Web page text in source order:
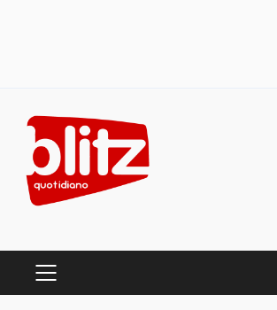
content
PRIMARY